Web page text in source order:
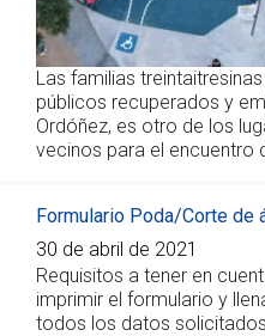
Las familias
públicos recuperados y
Ordóñez, es otro de los
vecinos para el encuentro
Formulario Poda/Corte de
30 de abril de 2021
Requisitos a tener en
imprimir el formulario y
todos los datos